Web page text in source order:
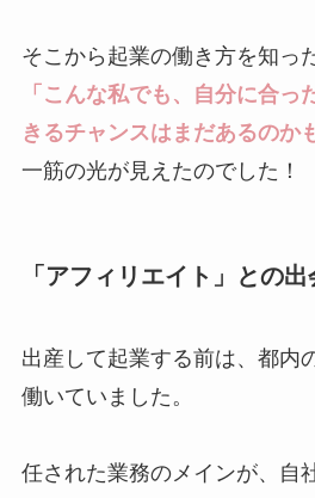
そこから起業の働き方を知っ
「こんな私でも、自分に合っ
きるチャンスはまだあるのか
一筋の光が見えたのでした！
「アフィリエイト」との出
出産して起業する前は、都内
働いていました。
任された業務のメインが、自